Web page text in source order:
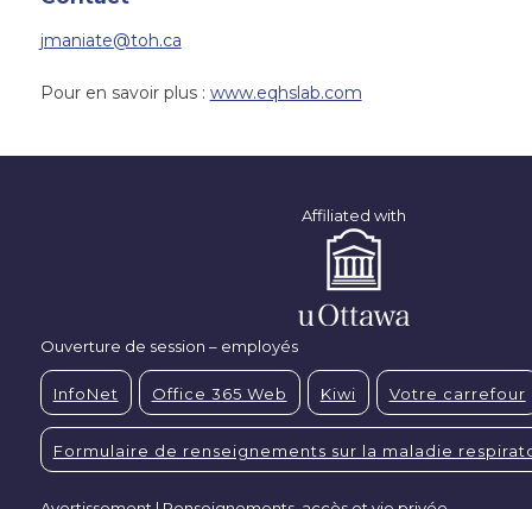
jmaniate@toh.ca
Pour en savoir plus : www.eqhslab.com
Affiliated with
Ouverture de session – employés
InfoNet Office 365 Web Kiwi Votre carrefour
Formulaire de renseignements sur la maladie